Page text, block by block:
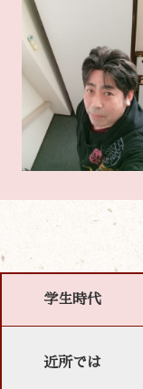
学生時代
近所では